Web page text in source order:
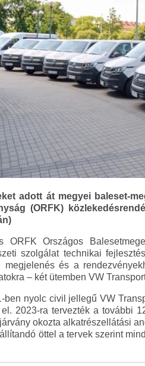
adott át megyei baleset-
(ORFK)
Országos
szolgálat technikai
megjelenés és a
– két ütemben VW
ben nyolc civil jellegű VW
2023-ra tervezték a további
okozta alkatrészellátási
öttel a tervek szerint